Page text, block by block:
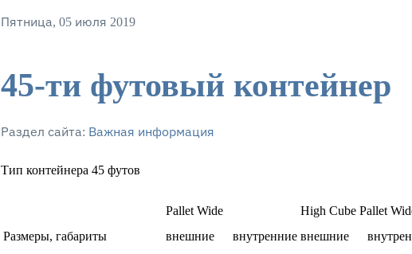
Пятница, 05 июля 2019
45-ти футовый контейнер
Раздел сайта: Важная информация
Тип контейнера 45 футов
Pallet Wide
High Cube Pallet
Размеры, габариты
внешние внутренние внешние